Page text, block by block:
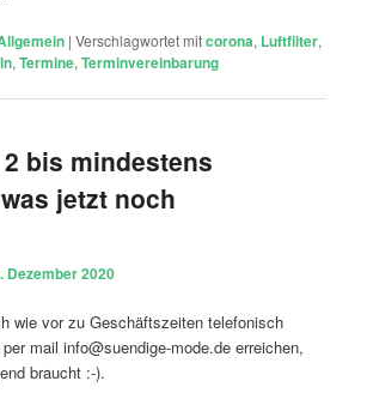
|Verschlagwortet mitcorona, Luftfilter,
,Termine,Terminvereinbarung
bis mindestens
jetzt noch
Dezember 2020
wie vor zu Geschäftszeiten telefonisch
mail info@suendige-mode.de erreichen,
braucht :-).